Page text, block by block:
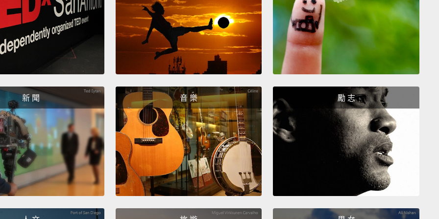
Be nice to me, and I'll be nice to your food.
對我好一點，我就對你的食物好一點。
新 聞 音 樂 勵 志